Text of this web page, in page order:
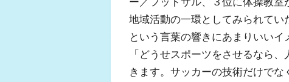
地域活動の一環としてみられて
という言葉の響きにあまりいい
「どうせスポーツをさせるなら
きます。サッカーの技術だけで